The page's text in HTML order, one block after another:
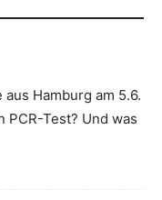
Hamburg am 5.6.
PCR-Test? Und was